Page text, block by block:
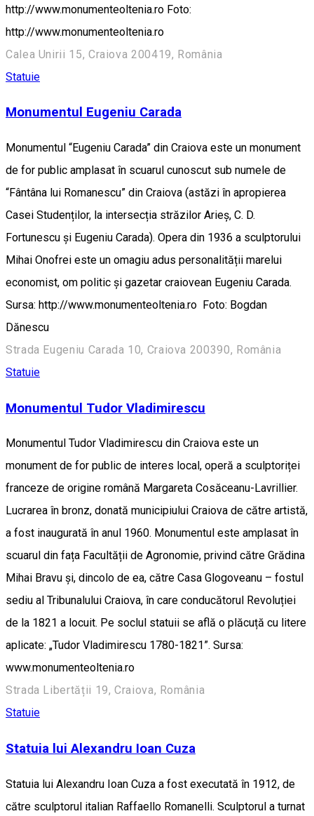
http://www.monumenteoltenia.ro Foto:
http://www.monumenteoltenia.ro
Calea Unirii 15, Craiova 200419, România
Statuie
Monumentul Eugeniu Carada
Monumentul “Eugeniu Carada” din Craiova este un monument
de for public amplasat în scuarul cunoscut sub numele de
“Fântâna lui Romanescu” din Craiova (astăzi în apropierea
Casei Studenților, la intersecția străzilor Arieș, C. D.
Fortunescu și Eugeniu Carada). Opera din 1936 a sculptorului
Mihai Onofrei este un omagiu adus personalității marelui
economist, om politic și gazetar craiovean Eugeniu Carada.
Sursa: http://www.monumenteoltenia.ro Foto: Bogdan
Dănescu
Strada Eugeniu Carada 10, Craiova 200390, România
Statuie
Monumentul Tudor Vladimirescu
Monumentul Tudor Vladimirescu din Craiova este un
monument de for public de interes local, operă a sculptoriței
franceze de origine română Margareta Cosăceanu-Lavrillier.
Lucrarea în bronz, donată municipiului Craiova de către artistă,
a fost inaugurată în anul 1960. Monumentul este amplasat în
scuarul din fața Facultății de Agronomie, privind către Grădina
Mihai Bravu și, dincolo de ea, către Casa Glogoveanu – fostul
sediu al Tribunalului Craiova, în care conducătorul Revoluției
de la 1821 a locuit. Pe soclul statuii se află o plăcuță cu litere
aplicate: „Tudor Vladimirescu 1780-1821”. Sursa:
www.monumenteoltenia.ro
Strada Libertății 19, Craiova, România
Statuie
Statuia lui Alexandru Ioan Cuza
Statuia lui Alexandru Ioan Cuza a fost executată în 1912, de
către sculptorul italian Raffaello Romanelli. Sculptorul a turnat